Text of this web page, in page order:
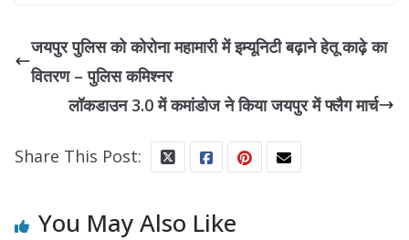
जयपुर पुलिस को कोरोना महामारी में इम्यूनिटी बढ़ाने हेतू काढ़े का
वितरण – पुलिस कमिश्नर
लॉकडाउन 3.0 में कमांडोज ने किया जयपुर में फ्लैग मार्च
Share This Post:
You May Also Like